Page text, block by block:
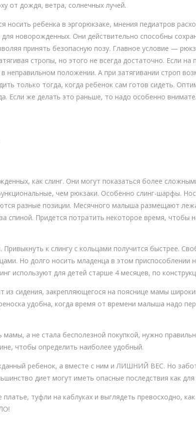
от дождя, ветра, солнечных лучей.
носить ребенка в эргорюкзаке, мнения педиатров
новорожденных. Они действительно способны
принять безопасную позу. Главное условие —
стропы, но этого не всегда достаточно. Если на
неправильном положении. А при затягивании строп
только тогда, когда ребенок сам готов сидеть.
Если же делать это раньше, то надо особенно
как слинг. Они могут показаться более
чем рюкзаки. Особенно слинг-шарфы.
разные позиции. Месячного малыша размещают
спиной. Придется потратить некоторое время, чтобы
к слингу с кольцами получится быстрее.
Но долго носить младенца в этом приспособлении
используют для детей старше 4 месяцев, по
из сидения, закрепляющегося на пояснице мамы
удобна, когда время от времени малыша надо
а не стала бесполезной покупкой, нужно
чтобы определить наиболее удобный.
ребенок, а вместе с ним и ЛИШНИЙ ВЕС. Но
диет могут иметь опасные последствия как
туфли на каблуках и выглядеть превосходно,